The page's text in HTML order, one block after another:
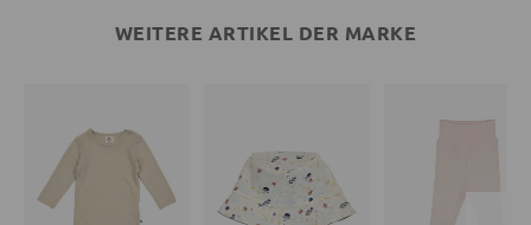
WEITERE ARTIKEL DER MARKE